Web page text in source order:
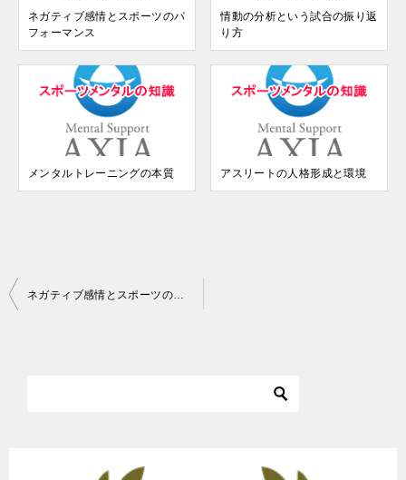
ネガティブ感情とスポーツのパ
フォーマンス
情動の分析という試合の振り返
り方
メンタルトレーニングの本質 アスリートの人格形成と環境
投